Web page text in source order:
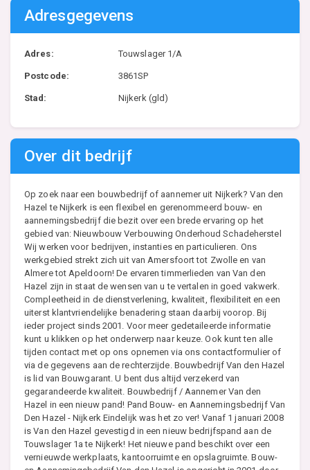
Adresgegevens
Adres: Touwslager 1/A
Postcode: 3861SP
Stad: Nijkerk (gld)
Over dit bedrijf
Op zoek naar een bouwbedrijf of aannemer uit Nijkerk? Van den
Hazel te Nijkerk is een flexibel en gerenommeerd bouw- en
aannemingsbedrijf die bezit over een brede ervaring op het
gebied van: Nieuwbouw Verbouwing Onderhoud Schadeherstel
Wij werken voor bedrijven, instanties en particulieren. Ons
werkgebied strekt zich uit van Amersfoort tot Zwolle en van
Almere tot Apeldoorn! De ervaren timmerlieden van Van den
Hazel zijn in staat de wensen van u te vertalen in goed vakwerk.
Compleetheid in de dienstverlening, kwaliteit, flexibiliteit en een
uiterst klantvriendelijke benadering staan daarbij voorop. Bij
ieder project sinds 2001. Voor meer gedetaileerde informatie
kunt u klikken op het onderwerp naar keuze. Ook kunt ten alle
tijden contact met op ons opnemen via ons contactformulier of
via de gegevens aan de rechterzijde. Bouwbedrijf Van den Hazel
is lid van Bouwgarant. U bent dus altijd verzekerd van
gegarandeerde kwaliteit. Bouwbedrijf / Aannemer Van den
Hazel in een nieuw pand! Pand Bouw- en Aannemingsbedrijf Van
Den Hazel - Nijkerk Eindelijk was het zo ver! Vanaf 1 januari 2008
is Van den Hazel gevestigd in een nieuw bedrijfspand aan de
Touwslager 1a te Nijkerk! Het nieuwe pand beschikt over een
vernieuwde werkplaats, kantoorruimte en opslagruimte. Bouw-